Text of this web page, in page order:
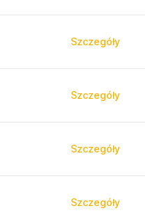
Szczegóły
Szczegóły
Szczegóły
Szczegóły